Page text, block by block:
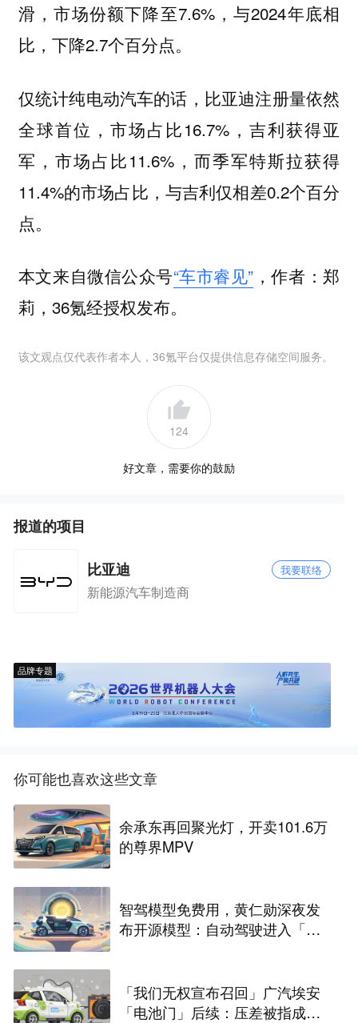
滑，市场份额下降至7.6%，与2024年底相
比，下降2.7个百分点。
仅统计纯电动汽车的话，比亚迪注册量依然
全球首位，市场占比16.7%，吉利获得亚
军，市场占比11.6%，而季军特斯拉获得
11.4%的市场占比，与吉利仅相差0.2个百分
点。
本文来自微信公众号“车市睿见” ，作者：郑
莉，36氪经授权发布。
该文观点仅代表作者本人，36氪平台仅提供信息存储空间服务。
124
好文章，需要你的鼓励
报道的项目
比亚迪 我要联络
新能源汽车制造商
品牌专题
你可能也喜欢这些文章
余承东再回聚光灯，开卖101.6万
的尊界MPV
智驾模型免费用，黄仁勋深夜发
布开源模型：自动驾驶进入「安
「我们无权宣布召回」广汽埃安
「电池门」后续：压差被指成拒